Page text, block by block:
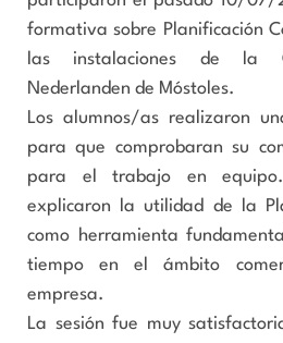
formativa sobre Planificación
las instalaciones de la
Nederlanden de Móstoles.
Los alumnos/as realizaron
para que comprobaran su
para el trabajo en equipo.
explicaron la utilidad de la
como herramienta
tiempo en el ámbito
empresa.
La sesión fue muy